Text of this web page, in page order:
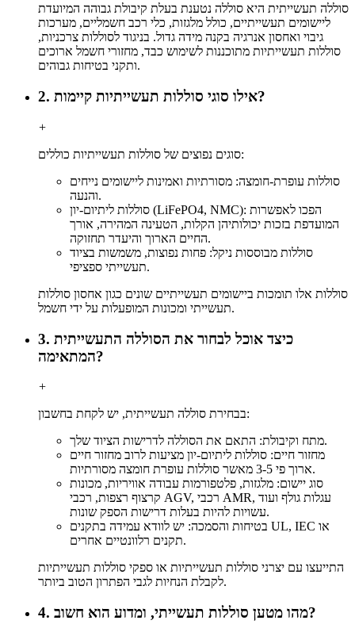
סוללה תעשייתית היא סוללה נטענת בעלת קיבולת גבוהה המיועדת
ליישומים תעשייתיים, כולל מלגזות, כלי רכב חשמליים, מערכות
גיבוי ואחסון אנרגיה בקנה מידה גדול. בניגוד לסוללות צרכניות,
סוללות תעשייתיות מתוכננות לשימוש כבד, מחזורי חשמל ארוכים
ותקני בטיחות גבוהים.
2. אילו סוגי סוללות תעשייתיות קיימות?
+
סוגים נפוצים של סוללות תעשייתיות כוללים:
סוללות עופרת-חומצה: מסורתיות ואמינות ליישומים נייחים
והנעה.
סוללות ליתיום-יון (LiFePO4, NMC): הפכו לאפשרות
המועדפת בזכות יכולותיהן הקלות, הטעינה המהירה, אורך
החיים הארוך והיעדר תחזוקה.
סוללות מבוססות ניקל: פחות נפוצות, משמשות בציוד
תעשייתי ספציפי.
סוללות אלו תומכות ביישומים תעשייתיים שונים כגון אחסון סוללות
תעשייתי ומכונות המופעלות על ידי חשמל.
3. כיצד אוכל לבחור את הסוללה התעשייתית
המתאימה?
+
בבחירת סוללה תעשייתית, יש לקחת בחשבון:
מתח וקיבולת: התאם את הסוללה לדרישות הציוד שלך.
מחזור חיים: סוללות ליתיום-יון מציעות לרוב מחזור חיים
ארוך פי 3-5 מאשר סוללות עופרת חומצה מסורתיות.
סוג יישום: מלגזות, פלטפורמות עבודה אוויריות, מכונות
קרצוף רצפות, רכבי AGV, רכבי AMR, עגלות גולף ועוד
עשויות להיות בעלות דרישות הספק שונות.
בטיחות והסמכה: יש לוודא עמידה בתקנים UL, IEC או
תקנים רלוונטיים אחרים.
התייעצו עם יצרני סוללות תעשייתיות או ספקי סוללות תעשייתיות
לקבלת הנחיות לגבי הפתרון הטוב ביותר.
4. מהו מטען סוללות תעשייתי, ומדוע הוא חשוב?